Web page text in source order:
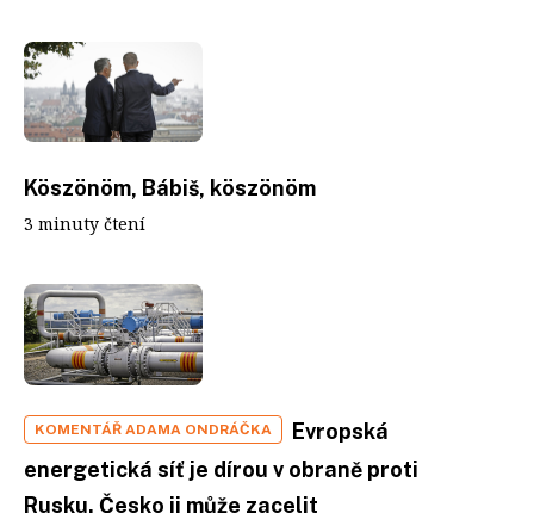
Köszönöm, Bábiš, köszönöm
3 minuty čtení
KOMENTÁŘ ADAMA ONDRÁČKA
Evropská
energetická síť je dírou v obraně proti
Rusku. Česko ji může zacelit